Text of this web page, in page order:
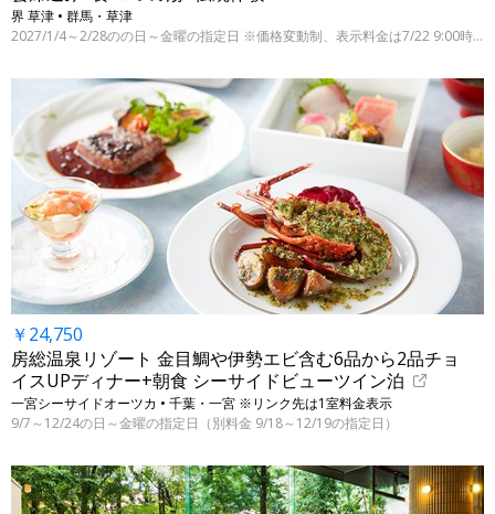
界 草津 • 群馬・草津
2027/1/4～2/28のの日～金曜の指定日 ※価格変動制、表示料金は7/22 9:00時点
￥24,750
房総温泉リゾート 金目鯛や伊勢エビ含む6品から2品チョ
イスUPディナー+朝食 シーサイドビューツイン泊
一宮シーサイドオーツカ • 千葉・一宮 ※リンク先は1室料金表示
9/7～12/24の日～金曜の指定日（別料金 9/18～12/19の指定日）